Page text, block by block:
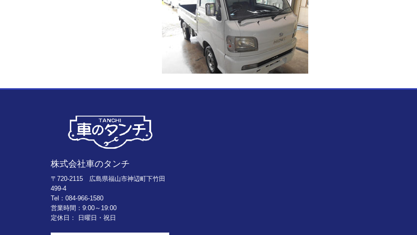
株式会社車のタンチ
〒720-2115 広島県福山市神辺町下竹田
499-4
Tel：084-966-1580
営業時間：9:00～19:00
定休日： 日曜日・祝日